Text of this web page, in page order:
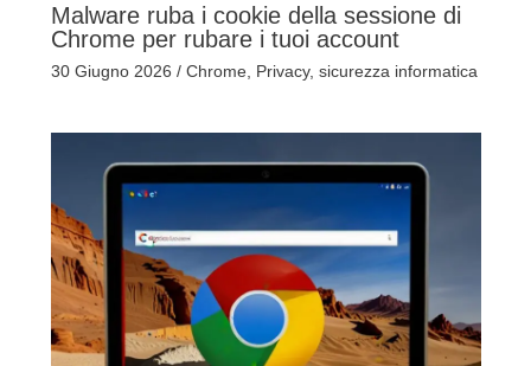
Malware ruba i cookie della sessione di
Chrome per rubare i tuoi account
30 Giugno 2026 / Chrome, Privacy, sicurezza informatica